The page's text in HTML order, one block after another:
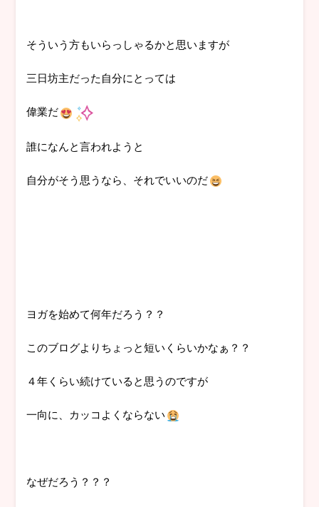
そういう方もいらっしゃるかと思いますが
三日坊主だった自分にとっては
偉業だ
誰になんと言われようと
自分がそう思うなら、それでいいのだ
ヨガを始めて何年だろう？？
このブログよりちょっと短いくらいかなぁ？？
４年くらい続けていると思うのですが
一向に、カッコよくならない
なぜだろう？？？